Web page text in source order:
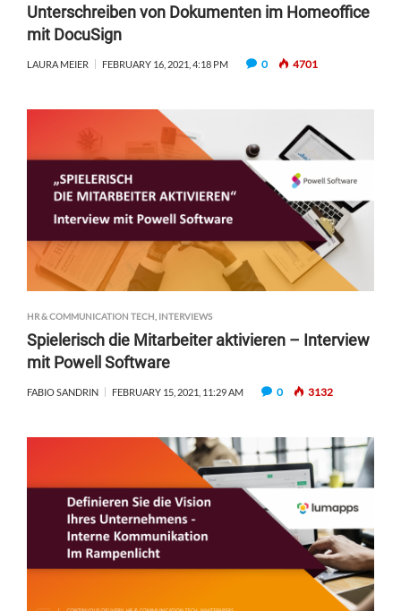
Unterschreiben von Dokumenten im Homeoffice
mit DocuSign
LAURA MEIER FEBRUARY 16, 2021, 4:18 PM 0 4701
HR & COMMUNICATION TECH INTERVIEWS
Spielerisch die Mitarbeiter aktivieren – Interview
mit Powell Software
FABIO SANDRIN FEBRUARY 15, 2021, 11:29 AM 0 3132